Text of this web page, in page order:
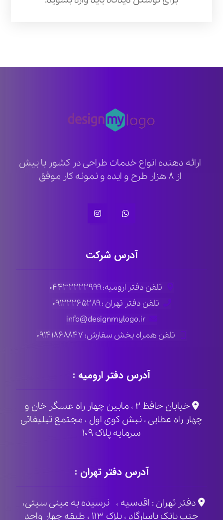
ارائه دهنده انواع خدمات طراحی در کشور با بیش
از ۸ هزار طرح و ایده و نمونه کار موفق
آدرس شرکت
تلفن دفتر ارومیه: ۰۴۴۳۲۲۲۲۹۹۹
تلفن دفتر تهران : ۰۹۱۲۲۲۶۵۲۸۹
info@designmylogo.ir
تلفن همراه بخش سفارش: ۰۹۱۴۱۸۶۸۸۴۷
آدرس دفتر ارومیه :
خیابان حافظ ۲ ، مابین چهار راه عسگر خان و
چهار راه عطایی ، نبش کوی اول ، مجتمع تبلیغاتی
سرمایه پلاک ۱۰۹
آدرس دفتر تهران :
دفتر تهران : اقدسیه ، نرسیده به مینی سیتی،
جنب بانک پاسارگاد ، پلاک ۱۱۳ ، طبقه چهار واحد